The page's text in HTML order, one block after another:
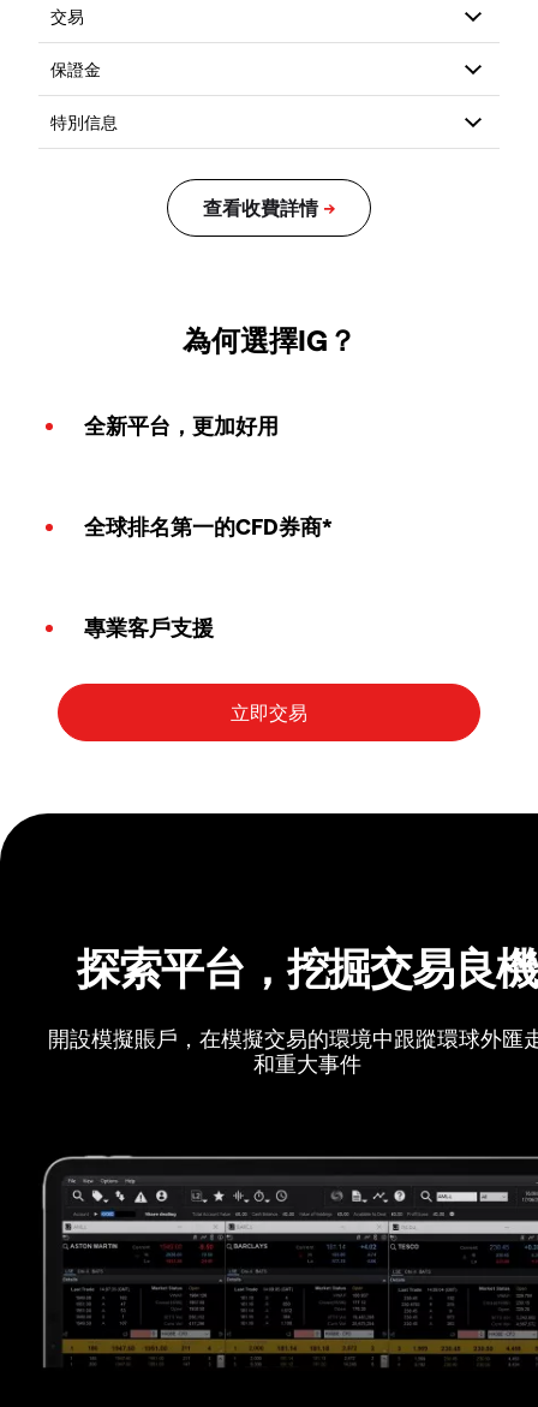
為何選擇IG？
全新平台，更加好用
全球排名第一的CFD券商*
專業客戶支援
探索平台，挖掘交易良機
開設模擬賬戶，在模擬交易的環境中跟蹤環球外匯
和重大事件